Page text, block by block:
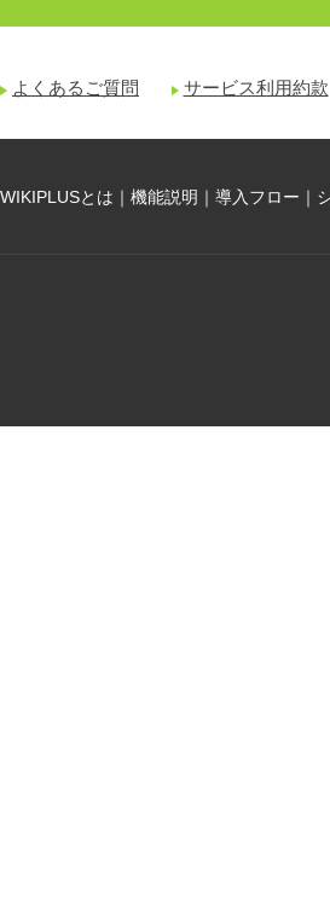
よくあるご質問 サービス利用約款
WIKIPLUSとは 機能説明 導入フロー